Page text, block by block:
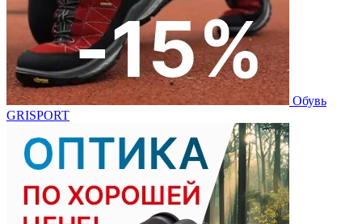
Обувь
GRISPORT